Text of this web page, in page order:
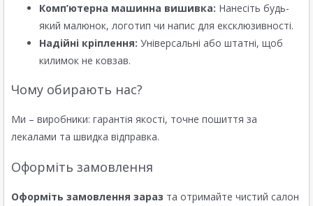
Комп’ютерна машинна вишивка: Нанесіть будь-
який малюнок, логотип чи напис для ексклюзивності.
Надійні кріплення: Універсальні або штатні, щоб
килимок не ковзав.
Чому обирають нас?
Ми – виробники: гарантія якості, точне пошиття за
лекалами та швидка відправка.
Оформіть замовлення
Оформіть замовлення зараз та отримайте чистий салон